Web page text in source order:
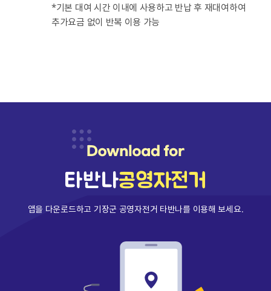
*기본 대여 시간 이내에 사용하고 반납 후 재대여하여
추가요금 없이 반복 이용 가능
타반나공영자전거
앱을 다운로드하고 기장군 공영자전거 타반나를 이용해 보세요.